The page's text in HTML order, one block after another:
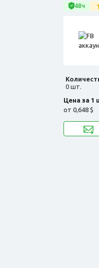
48ч
0 шт.
Цена за 1
от 0,648 $